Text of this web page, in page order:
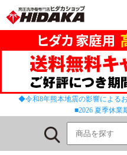
◆令和8年熊本地震の影響による
■2026 夏季休業